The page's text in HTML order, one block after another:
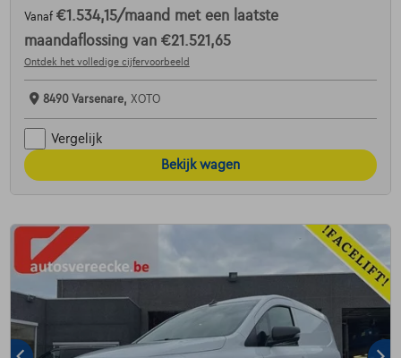
Vanaf €1.534,15/maand met een laatste
maandaflossing van €21.521,65
Ontdek het volledige cijfervoorbeeld
8490 Varsenare, XOTO
Vergelijk
Bekijk wagen